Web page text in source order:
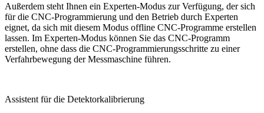
Außerdem steht Ihnen ein Experten-Modus zur Verfügung, der sich
für die CNC-Programmierung und den Betrieb durch Experten
eignet, da sich mit diesem Modus offline CNC-Programme erstellen
lassen. Im Experten-Modus können Sie das CNC-Programm
erstellen, ohne dass die CNC-Programmierungsschritte zu einer
Verfahrbewegung der Messmaschine führen.
Assistent für die Detektorkalibrierung